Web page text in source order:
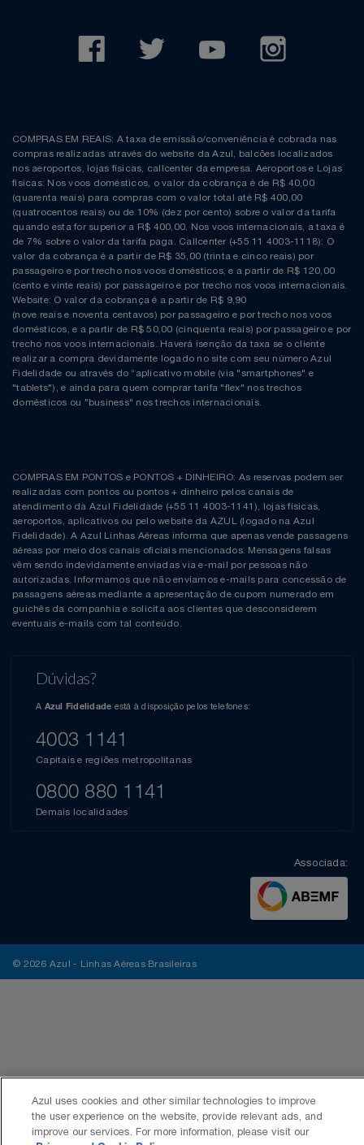
COMPRAS EM REAIS: A taxa de emissão/conveniência é cobrada nas
compras realizadas através do website da Azul, balcões localizados
nos aeroportos, lojas físicas, callcenter da empresa. Aeroportos e Lojas
físicas: Nos voos domésticos, o valor da cobrança é de R$ 40,00
(quarenta reais) para compras com o valor total até R$ 400,00
(quatrocentos reais) ou de 10% (dez por cento) sobre o valor da tarifa
quando esta for superior a R$ 400,00. Nos voos internacionais, a taxa é
de 7% sobre o valor da tarifa paga. Callcenter (+55 11 4003-1118): O
valor da cobrança é a partir de R$ 35,00 (trinta e cinco reais) por
passageiro e por trecho nos voos domésticos, e a partir de R$ 120,00
(cento e vinte reais) por passageiro e por trecho nos voos internacionais.
Website: O valor da cobrança é a partir de R$ 9,90
(nove reais e noventa centavos) por passageiro e por trecho nos voos
domésticos, e a partir de R$ 50,00 (cinquenta reais) por passageiro e por
trecho nos voos internacionais. Haverá isenção da taxa se o cliente
realizar a compra devidamente logado no site com seu número Azul
Fidelidade ou através do “aplicativo mobile (via "smartphones" e
"tablets"), e ainda para quem comprar tarifa "flex" nos trechos
domésticos ou "business" nos trechos internacionais.
COMPRAS EM PONTOS e PONTOS + DINHEIRO: As reservas podem ser
realizadas com pontos ou pontos + dinheiro pelos canais de
atendimento da Azul Fidelidade (+55 11 4003-1141), lojas físicas,
aeroportos, aplicativos ou pelo website da AZUL (logado na Azul
Fidelidade). A Azul Linhas Aéreas informa que apenas vende passagens
aéreas por meio dos canais oficiais mencionados. Mensagens falsas
vêm sendo indevidamente enviadas via e-mail por pessoas não
autorizadas. Informamos que não enviamos e-mails para concessão de
passagens aéreas mediante a apresentação de cupom numerado em
guichês da companhia e solicita aos clientes que desconsiderem
eventuais e-mails com tal conteúdo.
Dúvidas?
A Azul Fidelidade está à disposição pelos telefones:
4003 1141
Capitais e regiões metropolitanas
0800 880 1141
Demais localidades
Associada:
© 2026 Azul - Linhas Aéreas Brasileiras
Azul uses cookies and other similar technologies to improve
the user experience on the website, provide relevant ads, and
improve our services. For more information, please visit our